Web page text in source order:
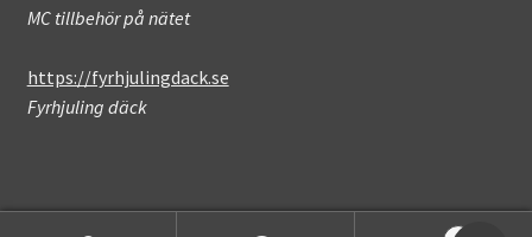
MC tillbehör på nätet
https://fyrhjulingdack.se
Fyrhjuling däck